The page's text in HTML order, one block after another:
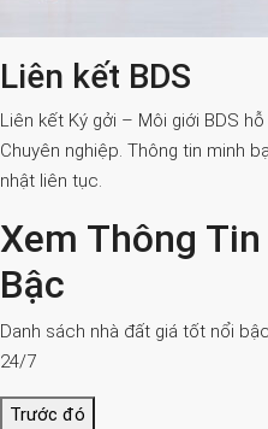
Liên kết BDS
Liên kết Ký gởi – Môi giới BDS
Chuyên nghiệp. Thông tin minh
nhật liên tục.
Xem Thông
Bậc
Danh sách nhà đất giá tốt nổi
24/7
Trước đó